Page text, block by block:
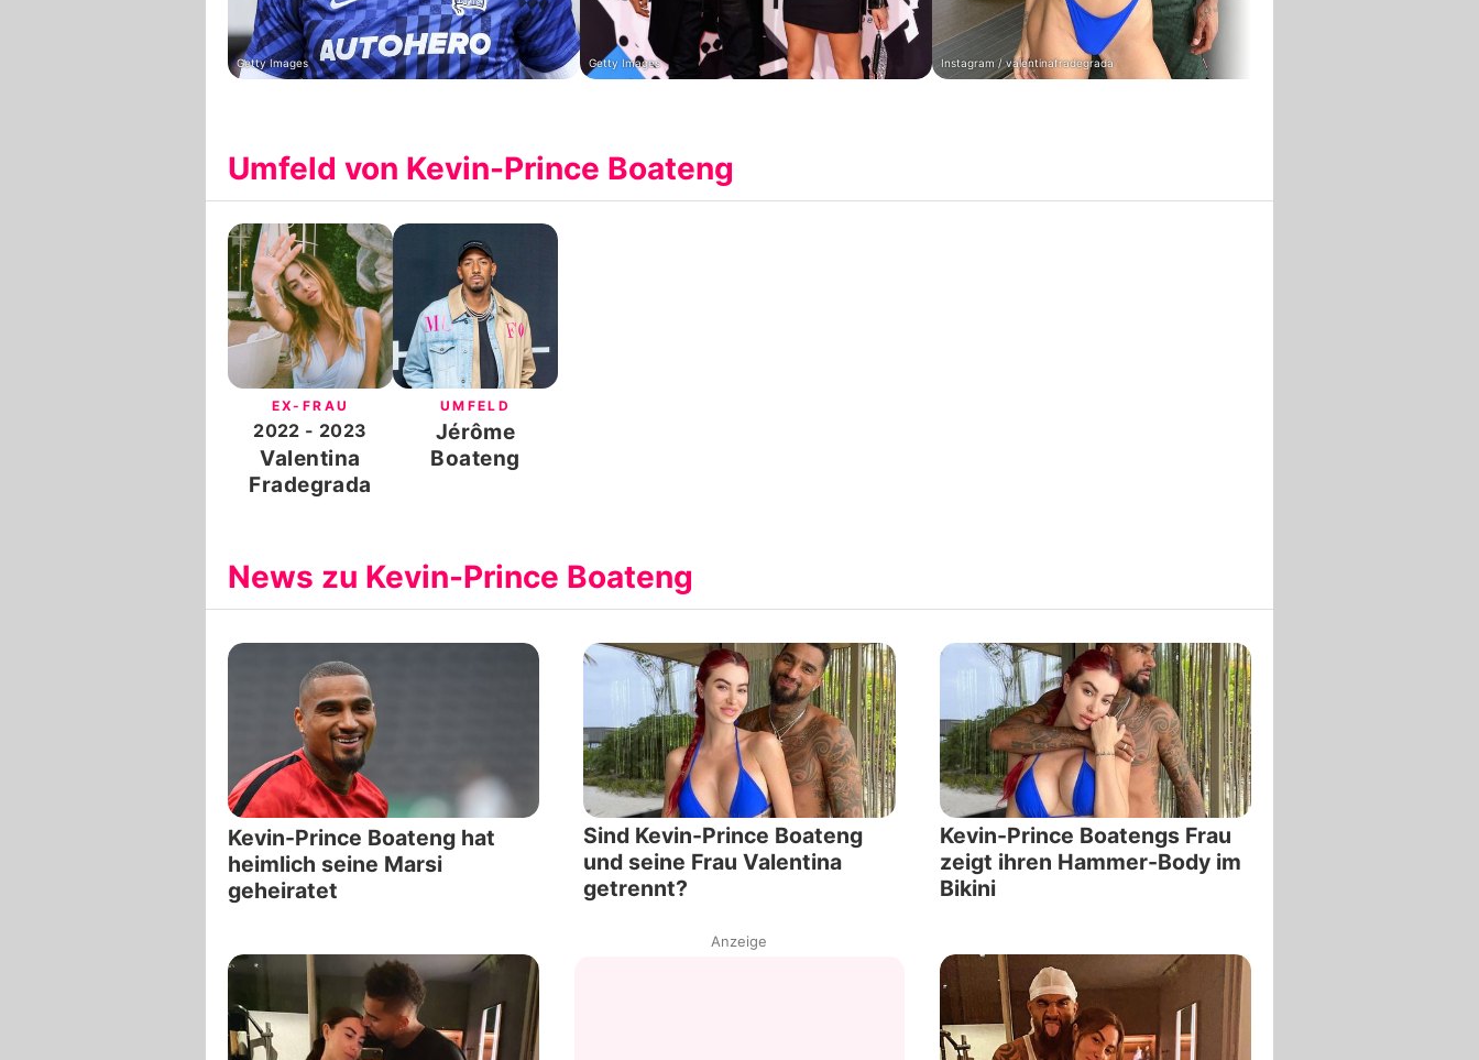
Getty Images Getty Images Instagram / valentinafradegrada
Umfeld von Kevin-Prince Boateng
EX-FRAU
2022 - 2023
Valentina
Fradegrada
UMFELD
Jérôme
Boateng
News zu Kevin-Prince Boateng
Kevin-Prince Boateng hat
heimlich seine Marsi
geheiratet
Sind Kevin-Prince Boateng
und seine Frau Valentina
getrennt?
Kevin-Prince Boatengs Frau
zeigt ihren Hammer-Body im
Bikini
Anzeige